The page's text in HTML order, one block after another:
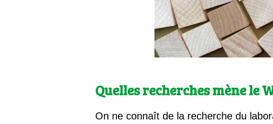
Quelles recherches mène le
On ne connaît de la recherche du